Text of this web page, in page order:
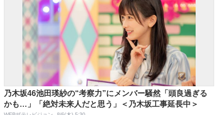
乃木坂46池田瑛紗の“考察力”にメンバー騒然「頭良過ぎる
かも…」「絶対未来人だと思う」＜乃木坂工事延長中＞